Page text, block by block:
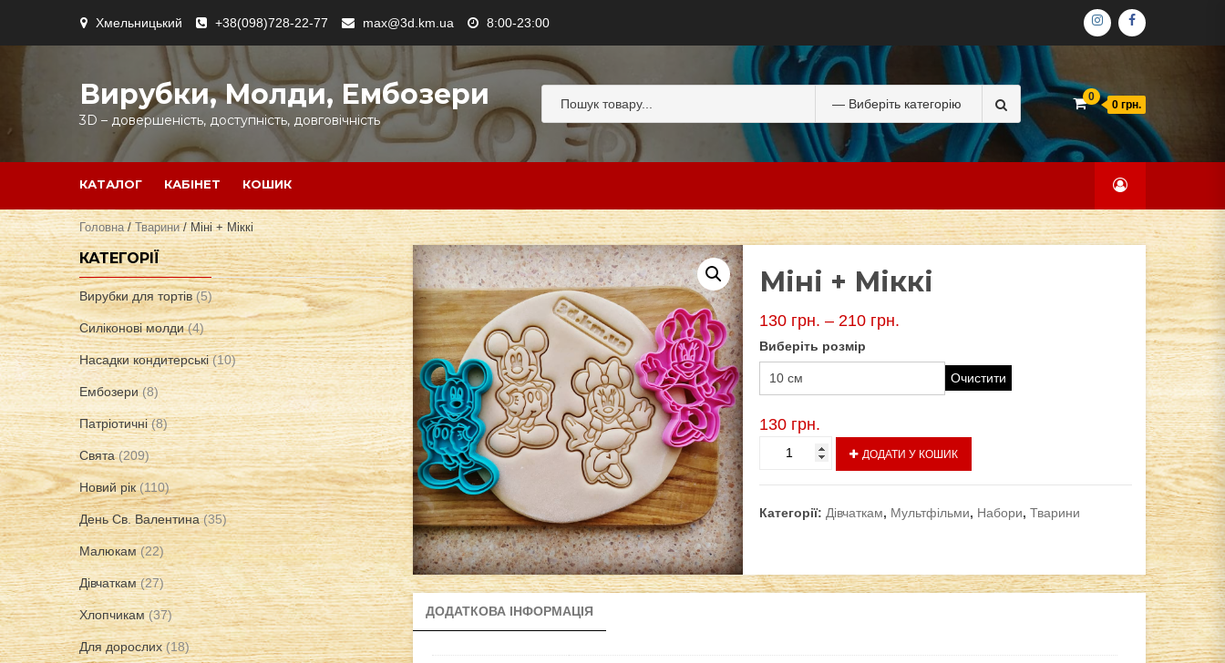
content
Хмельницький +38(098)728-22-77 max@3d.km.ua 8:00-23:00 ІНСТАГРАМ
ФЕЙСБУК
Вирубки, Молди, Ембозери
3D – довершеність, доступність, довговічність
Search
for:
0
0 грн.
КАТАЛОГ КАБІНЕТ КОШИК
Головна/Тварини/ Міні + Міккі
Міні + Міккі
130 грн. – 210 грн.
Виберіть розмір
Очистити
130 грн.
Міккі
ДОДАТИ У КОШИК
Категорії: Дівчаткам, Мультфільми, Набори, Тварини
ДОДАТКОВА ІНФОРМАЦІЯ
КАТЕГОРІЇ
Вирубки для тортів (5)
Силіконові молди (4)
Насадки кондитерські (10)
Ембозери (8)
Патріотичні (8)
Свята (209)
Новий рік (110)
День Св. Валентина (35)
Малюкам (22)
Дівчаткам (27)
Хлопчикам (37)
Для дорослих (18)